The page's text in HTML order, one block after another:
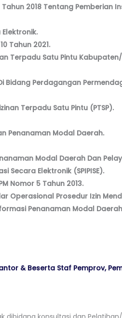
2018 Tentang Pemberian
Tahun 2021.
Terpadu Satu Pintu
Bidang Perdagangan
Terpadu Satu Pintu (PTSP).
Penanaman Modal Daerah.
Modal Daerah Dan
Secara Elektronik (SPIPISE).
Nomor 5 Tahun 2013.
Operasional Prosedur Izin
Penanaman Modal
& Beserta Staf Pemprov,